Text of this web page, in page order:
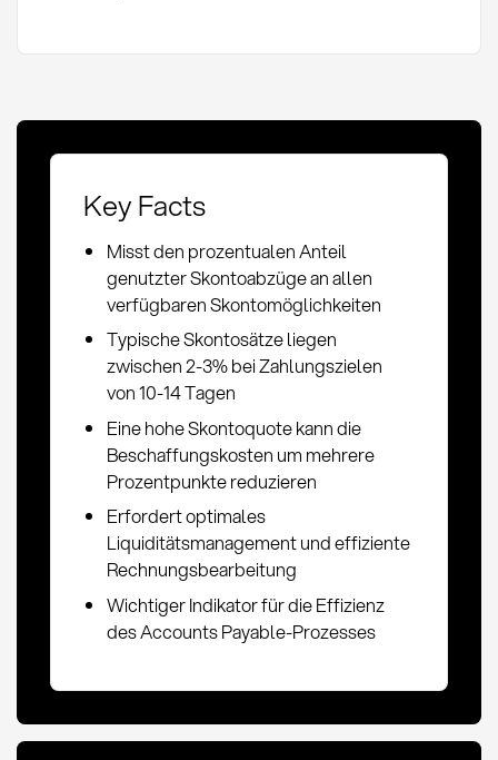
Key Facts
Misst den prozentualen Anteil
genutzter Skontoabzüge an allen
verfügbaren Skontomöglichkeiten
Typische Skontosätze liegen
zwischen 2-3% bei Zahlungszielen
von 10-14 Tagen
Eine hohe Skontoquote kann die
Beschaffungskosten um mehrere
Prozentpunkte reduzieren
Erfordert optimales
Liquiditätsmanagement und effiziente
Rechnungsbearbeitung
Wichtiger Indikator für die Effizienz
des Accounts Payable-Prozesses